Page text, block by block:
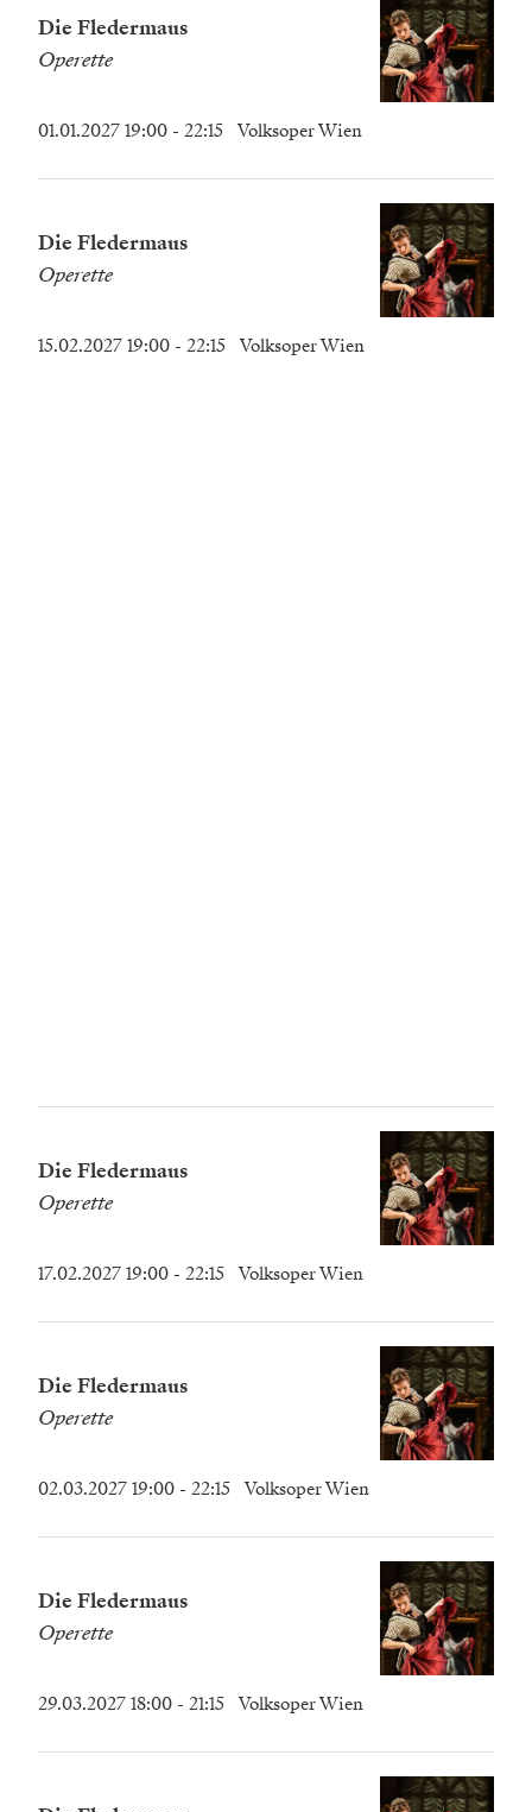
Die Fledermaus
Operette
01.01.2027 19:00 - 22:15 Volksoper Wien
Die Fledermaus
Operette
15.02.2027 19:00 - 22:15 Volksoper Wien
Die Fledermaus
Operette
17.02.2027 19:00 - 22:15 Volksoper Wien
Die Fledermaus
Operette
02.03.2027 19:00 - 22:15 Volksoper Wien
Die Fledermaus
Operette
29.03.2027 18:00 - 21:15 Volksoper Wien